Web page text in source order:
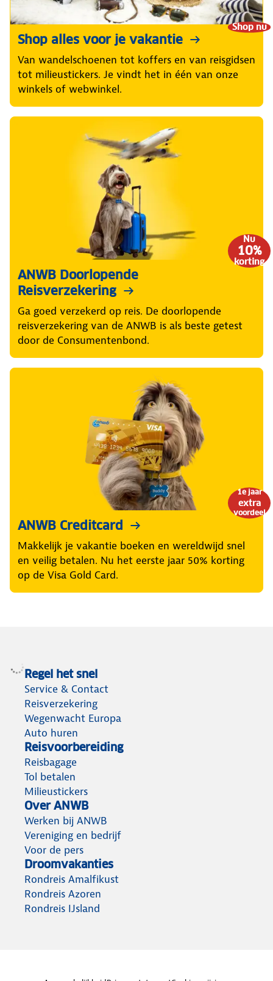
Shop nu
Shop alles voor je vakantie
Van wandelschoenen tot koffers en van reisgidsen
tot milieustickers. Je vindt het in één van onze
winkels of webwinkel.
Nu
10%
korting
ANWB Doorlopende
Reisverzekering
Ga goed verzekerd op reis. De doorlopende
reisverzekering van de ANWB is als beste getest
door de Consumentenbond.
1e jaar
extra
voordeel
ANWB Creditcard
Makkelijk je vakantie boeken en wereldwijd snel
en veilig betalen. Nu het eerste jaar 50% korting
op de Visa Gold Card.
Regel het snel
Service & Contact
Reisverzekering
Wegenwacht Europa
Auto huren
Reisvoorbereiding
Reisbagage
Tol betalen
Milieustickers
Over ANWB
Werken bij ANWB
Vereniging en bedrijf
Voor de pers
Droomvakanties
Rondreis Amalfikust
Rondreis Azoren
Rondreis IJsland